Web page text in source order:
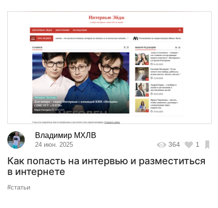
Владимир МХЛВ
24 июн. 2025 364 1
Как попасть на интервью и разместиться
в интернете
#статьи